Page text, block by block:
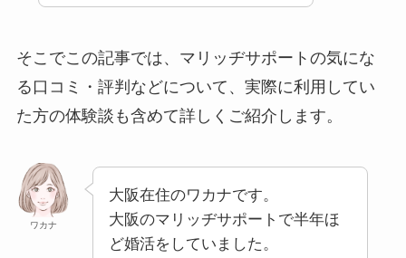
そこでこの記事では、マリッヂサポートの気にな
る口コミ・評判などについて、実際に利用してい
た方の体験談も含めて詳しくご紹介します。
ワカナ
大阪在住のワカナです。
大阪のマリッヂサポートで半年ほ
ど婚活をしていました。